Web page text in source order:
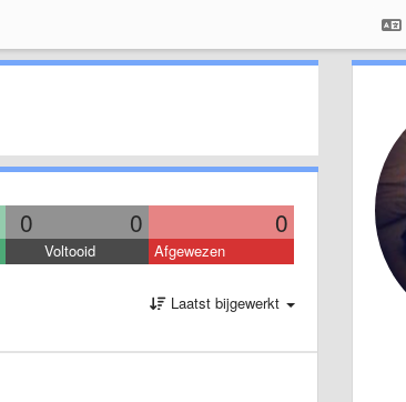
0 0 0
Voltooid Afgewezen
Laatst bijgewerkt